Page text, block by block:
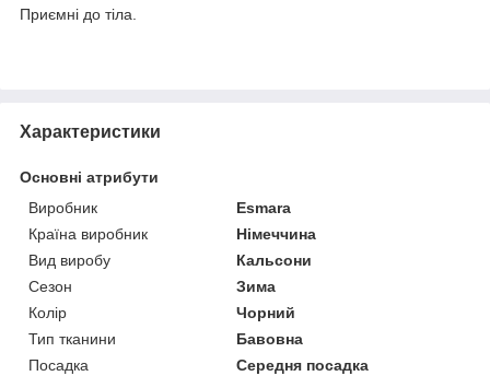
Приємні до тіла.
Характеристики
Основні атрибути
Виробник
Esmara
Країна виробник
Німеччина
Вид виробу
Кальсони
Сезон
Зима
Колір
Чорний
Тип тканини
Бавовна
Посадка
Середня посадка